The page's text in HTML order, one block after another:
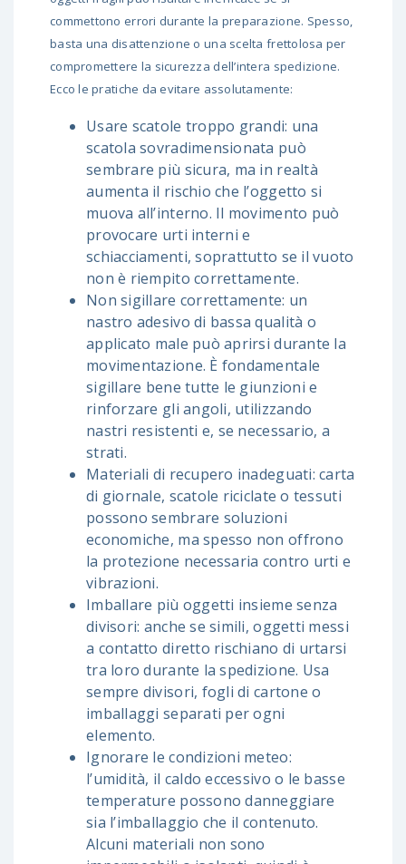
commettono errori durante la preparazione. Spesso,
basta una disattenzione o una scelta frettolosa per
compromettere la sicurezza dell’intera spedizione.
Ecco le pratiche da evitare assolutamente:
Usare scatole troppo grandi: una
scatola sovradimensionata può
sembrare più sicura, ma in realtà
aumenta il rischio che l’oggetto si
muova all’interno. Il movimento può
provocare urti interni e
schiacciamenti, soprattutto se il vuoto
non è riempito correttamente.
Non sigillare correttamente: un
nastro adesivo di bassa qualità o
applicato male può aprirsi durante la
movimentazione. È fondamentale
sigillare bene tutte le giunzioni e
rinforzare gli angoli, utilizzando
nastri resistenti e, se necessario, a
strati.
Materiali di recupero inadeguati: carta
di giornale, scatole riciclate o tessuti
possono sembrare soluzioni
economiche, ma spesso non offrono
la protezione necessaria contro urti e
vibrazioni.
Imballare più oggetti insieme senza
divisori: anche se simili, oggetti messi
a contatto diretto rischiano di urtarsi
tra loro durante la spedizione. Usa
sempre divisori, fogli di cartone o
imballaggi separati per ogni
elemento.
Ignorare le condizioni meteo:
l’umidità, il caldo eccessivo o le basse
temperature possono danneggiare
sia l’imballaggio che il contenuto.
Alcuni materiali non sono